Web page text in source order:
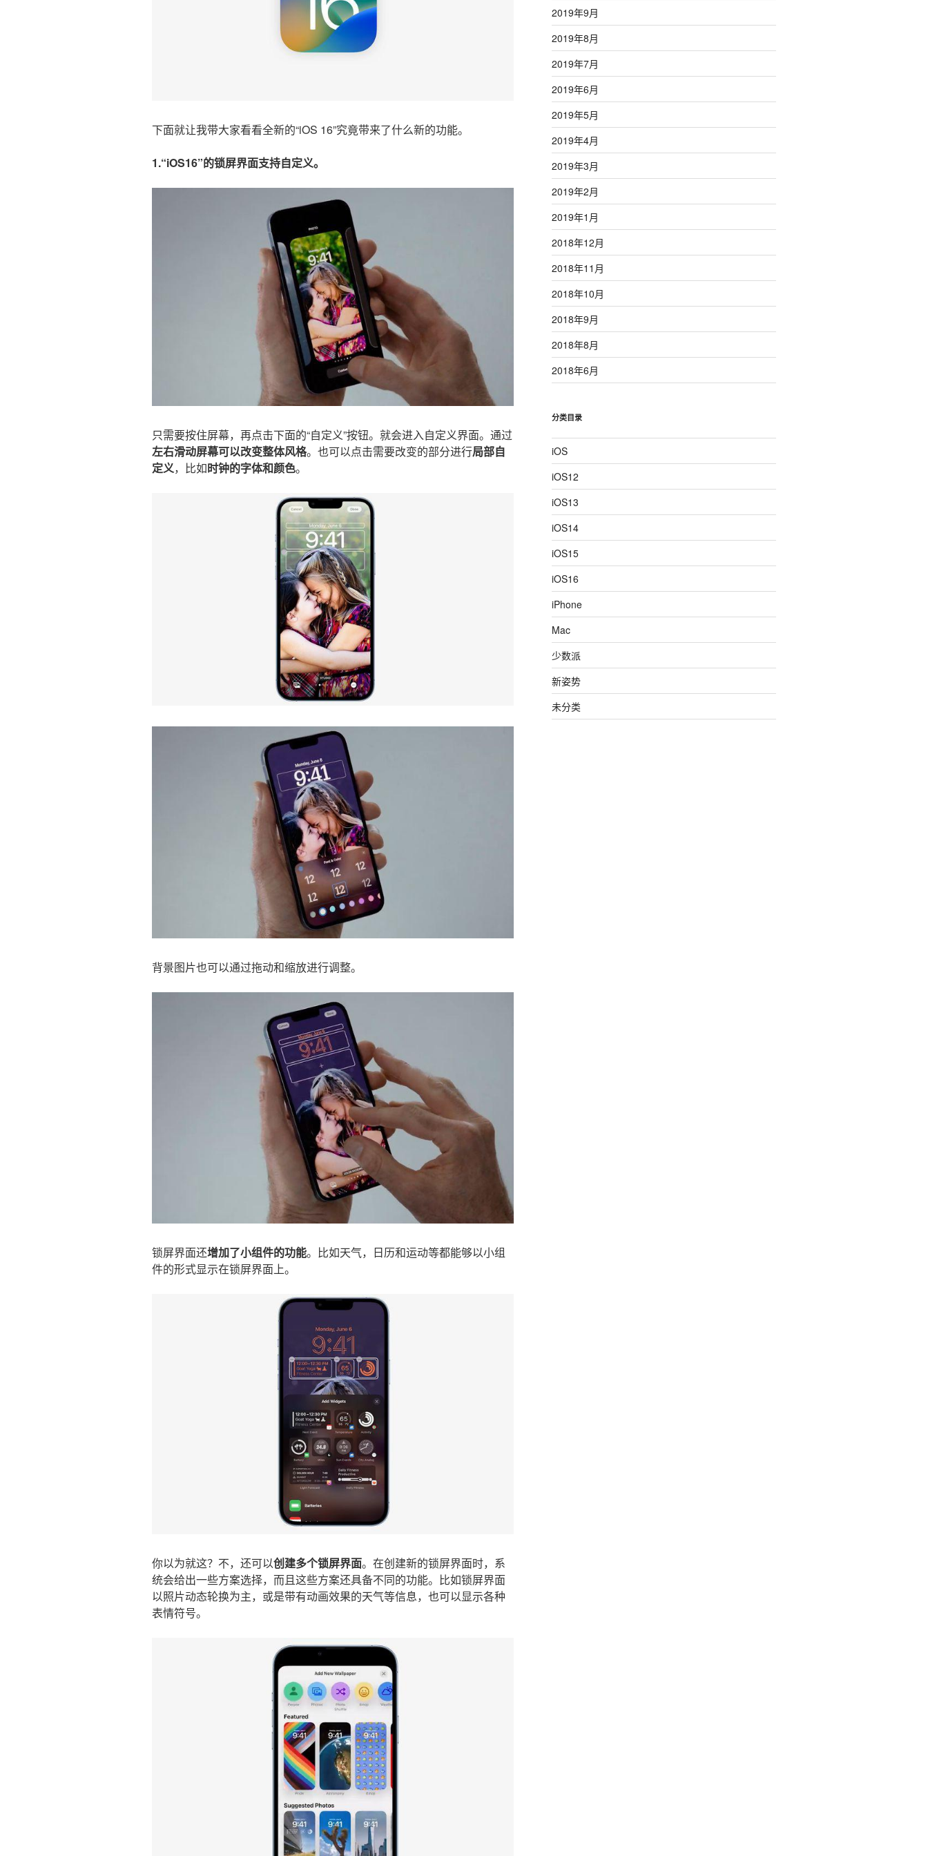
下面就让我带大家看看全新的“iOS 16”究竟带来了什么新的功能。
1.“iOS16”的锁屏界面支持自定义。
只需要按住屏幕，再点击下面的“自定义”按钮。就会进入自定义界面。通过
左右滑动屏幕可以改变整体风格。也可以点击需要改变的部分进行局部自
定义，比如时钟的字体和颜色。
背景图片也可以通过拖动和缩放进行调整。
锁屏界面还增加了小组件的功能。比如天气，日历和运动等都能够以小组
件的形式显示在锁屏界面上。
你以为就这？不，还可以创建多个锁屏界面。在创建新的锁屏界面时，系
统会给出一些方案选择，而且这些方案还具备不同的功能。比如锁屏界面
以照片动态轮换为主，或是带有动画效果的天气等信息，也可以显示各种
表情符号。
2019年9月
2019年8月
2019年7月
2019年6月
2019年5月
2019年4月
2019年3月
2019年2月
2019年1月
2018年12月
2018年11月
2018年10月
2018年9月
2018年8月
2018年6月
分类目录
iOS
iOS12
iOS13
iOS14
iOS15
iOS16
iPhone
Mac
少数派
新姿势
未分类